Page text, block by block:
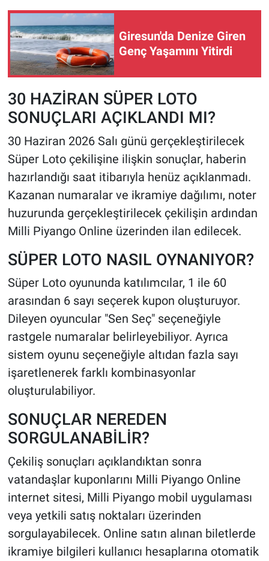
Giresun'da Denize Giren
Genç Yaşamını Yitirdi
30 HAZİRAN SÜPER LOTO
SONUÇLARI AÇIKLANDI MI?
30 Haziran 2026 Salı günü gerçekleştirilecek
Süper Loto çekilişine ilişkin sonuçlar, haberin
hazırlandığı saat itibarıyla henüz açıklanmadı.
Kazanan numaralar ve ikramiye dağılımı, noter
huzurunda gerçekleştirilecek çekilişin ardından
Milli Piyango Online üzerinden ilan edilecek.
SÜPER LOTO NASIL OYNANIYOR?
Süper Loto oyununda katılımcılar, 1 ile 60
arasından 6 sayı seçerek kupon oluşturuyor.
Dileyen oyuncular "Sen Seç" seçeneğiyle
rastgele numaralar belirleyebiliyor. Ayrıca
sistem oyunu seçeneğiyle altıdan fazla sayı
işaretlenerek farklı kombinasyonlar
oluşturulabiliyor.
SONUÇLAR NEREDEN
SORGULANABİLİR?
Çekiliş sonuçları açıklandıktan sonra
vatandaşlar kuponlarını Milli Piyango Online
internet sitesi, Milli Piyango mobil uygulaması
veya yetkili satış noktaları üzerinden
sorgulayabilecek. Online satın alınan biletlerde
ikramiye bilgileri kullanıcı hesaplarına otomatik
MAGAZİN
Bilim, Teknoloji